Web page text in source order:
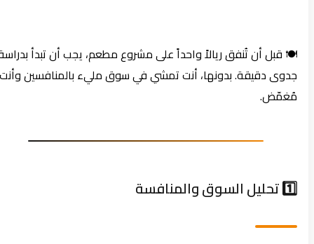
🍽️ قبل أن تُنفق ريالاً واحداً على مشروع مطعم، يجب أن تبدأ بدراسة
جدوى دقيقة. بدونها، أنت تمشي في سوق مليء بالمنافسين وأنت
مُغمّض.